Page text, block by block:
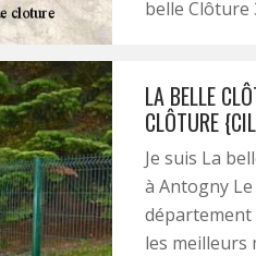
belle Clôture
LA BELLE
CLÔTURE
Je suis La
à Antogny
département
les meilleurs